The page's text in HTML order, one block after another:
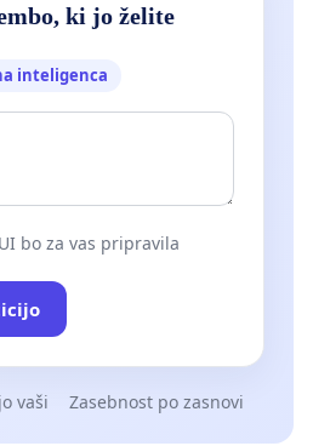
ki jo želite
inteligenca
bo za vas pripravila
vaši Zasebnost po zasnovi